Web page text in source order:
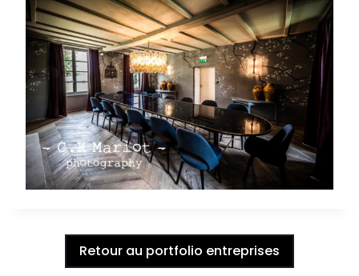
Retour au portfolio entreprises